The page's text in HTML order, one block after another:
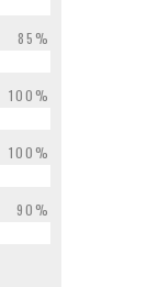
85%
100%
100%
90%